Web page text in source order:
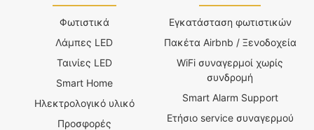
Φωτιστικά
Λάμπες LED
Ταινίες LED
Smart Home
Ηλεκτρολογικό υλικό
Προσφορές
Εγκατάσταση φωτιστικών
Πακέτα Airbnb / Ξενοδοχεία
WiFi συναγερμοί χωρίς
συνδρομή
Smart Alarm Support
Ετήσιο service συναγερμού